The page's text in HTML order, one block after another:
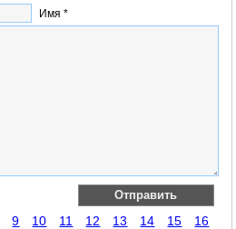
Имя *
9 10 11 12 13 14 15
16